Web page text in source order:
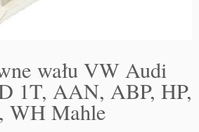
wału VW Audi
1T, AAN, ABP, HP,
WH Mahle